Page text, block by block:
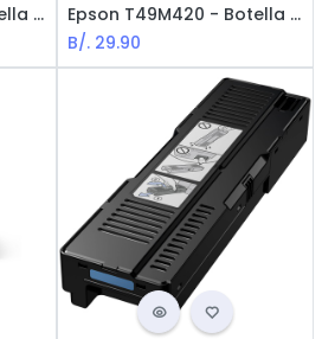
Epson T49M320 - Botella de Tinta para Impresora de Sublimación / Magenta
Epson T49M420 - Botella de Tinta para Impresora de Sublimación / Amarillo
B/. 29.90